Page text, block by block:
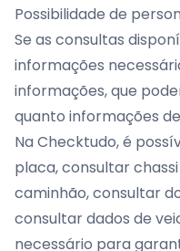
Possibilidade de
Se as consultas
informações
informações, que
quanto informações
Na Checktudo, é
placa, consultar
caminhão, consultar
consultar dados de
necessário para